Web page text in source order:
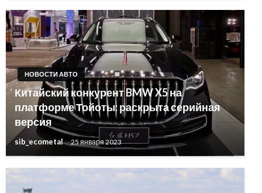
НОВОСТИ АВТО
Китайский конкурент BMW X5 на
платформе Тойоты: раскрыта серийная
версия
sib_ecometal 25 января 2023